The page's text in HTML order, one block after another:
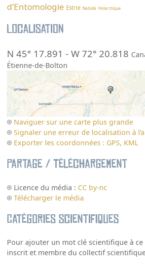
d’Entomologie Estrie Nabidé Holarctique
Localisation
N 45° 17.891 -W 72° 20.818
Étienne-de-Bolton
Naviguer sur une carte plus grande
Signaler une erreur de localisation à
Exporter les coordonnées : GPS, KML
Partage / Téléchargement
Licence du média : CC by-nc
Télécharger le média
Catégories scientifiques
Pour ajouter un mot clé scientifique à
inscrit et membre du collectif